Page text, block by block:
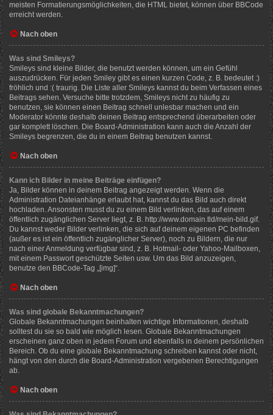
meisten Formatierungsmöglichkeiten, die HTML bietet, können über BBCode
erreicht werden.
Nach oben
Was sind Smileys?
Smileys sind kleine Bilder, die benutzt werden können, um ein Gefühl
auszudrücken. Für jeden Smiley gibt es einen kurzen Code, z. B. bedeutet :)
fröhlich und :( traurig. Die Liste aller Smileys kannst du beim Verfassen eines
Beitrags sehen. Versuche bitte trotzdem, Smileys nicht zu häufig zu
benutzen, sie können einen Beitrag schnell unlesbar machen und ein
Moderator könnte deshalb deinen Beitrag entsprechend überarbeiten oder
gar komplett löschen. Die Board-Administration kann auch die Anzahl der
Smileys begrenzen, die du in einem Beitrag benutzen kannst.
Nach oben
Kann ich Bilder in meine Beiträge einfügen?
Ja, Bilder können in deinem Beitrag angezeigt werden. Wenn die
Administration Dateianhänge erlaubt hat, kannst du das Bild auch direkt
hochladen. Ansonsten musst du zu einem Bild verlinken, das auf einem
öffentlich zugänglichen Server liegt, z. B. http://www.domain.tld/mein-bild.gif.
Du kannst weder Bilder verlinken, die sich auf deinem eigenen PC befinden
(außer es ist ein öffentlich zugänglicher Server), noch zu Bildern, die nur
nach einer Anmeldung verfügbar sind, z. B. Hotmail- oder Yahoo-Mailboxen,
mit einem Passwort geschützte Seiten usw. Um das Bild anzuzeigen,
benutze den BBCode-Tag „[img]“.
Nach oben
Was sind globale Bekanntmachungen?
Globale Bekanntmachungen beinhalten wichtige Informationen, deshalb
solltest du sie so bald wie möglich lesen. Globale Bekanntmachungen
erscheinen ganz oben in jedem Forum und ebenfalls in deinem persönlichen
Bereich. Ob du eine globale Bekanntmachung schreiben kannst oder nicht,
hängt von den durch die Board-Administration vergebenen Berechtigungen
ab.
Nach oben